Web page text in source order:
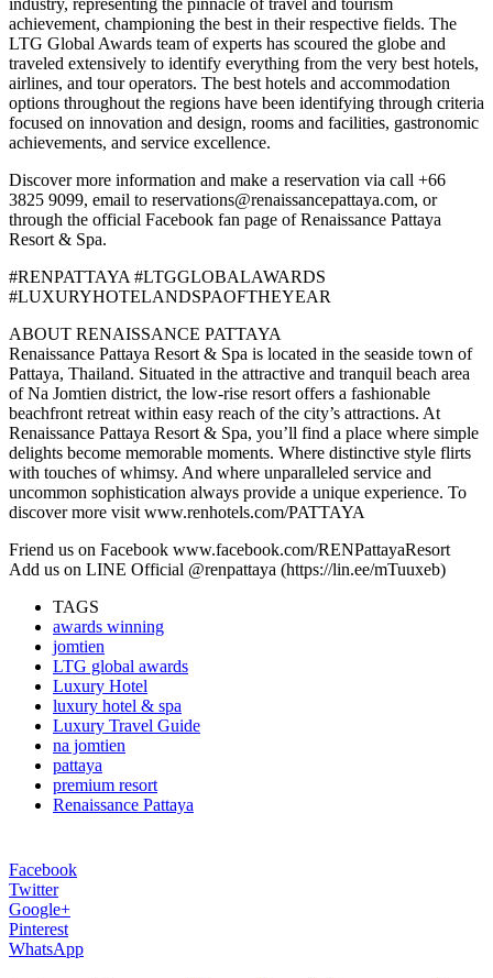
achievement, championing the best in their respective fields. The
LTG Global Awards team of experts has scoured the globe and
traveled extensively to identify everything from the very best hotels,
airlines, and tour operators. The best hotels and accommodation
options throughout the regions have been identifying through criteria
focused on innovation and design, rooms and facilities, gastronomic
achievements, and service excellence.
Discover more information and make a reservation via call +66
3825 9099, email to reservations@renaissancepattaya.com, or
through the official Facebook fan page of Renaissance Pattaya
Resort & Spa.
#RENPATTAYA #LTGGLOBALAWARDS
#LUXURYHOTELANDSPAOFTHEYEAR
ABOUT RENAISSANCE PATTAYA
Renaissance Pattaya Resort & Spa is located in the seaside town of
Pattaya, Thailand. Situated in the attractive and tranquil beach area
of Na Jomtien district, the low-rise resort offers a fashionable
beachfront retreat within easy reach of the city’s attractions. At
Renaissance Pattaya Resort & Spa, you’ll find a place where simple
delights become memorable moments. Where distinctive style flirts
with touches of whimsy. And where unparalleled service and
uncommon sophistication always provide a unique experience. To
discover more visit www.renhotels.com/PATTAYA
Friend us on Facebook www.facebook.com/RENPattayaResort
Add us on LINE Official @renpattaya (https://lin.ee/mTuuxeb)
TAGS
awards winning
jomtien
LTG global awards
Luxury Hotel
luxury hotel & spa
Luxury Travel Guide
na jomtien
pattaya
premium resort
Renaissance Pattaya
Facebook
Twitter
Google+
Pinterest
WhatsApp